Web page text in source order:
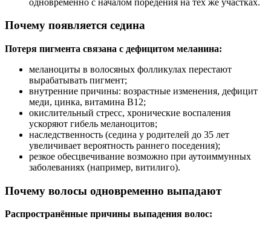
Почему появляется седина
Потеря пигмента связана с дефицитом меланина:
меланоциты в волосяных фолликулах перестают
вырабатывать пигмент;
внутренние причины: возрастные изменения, дефицит
меди, цинка, витамина B12;
окислительный стресс, хронические воспаления
ускоряют гибель меланоцитов;
наследственность (седина у родителей до 35 лет
увеличивает вероятность раннего поседения);
резкое обесцвечивание возможно при аутоиммунных
заболеваниях (например, витилиго).
Почему волосы одновременно выпадают
Распространённые причины выпадения волос: